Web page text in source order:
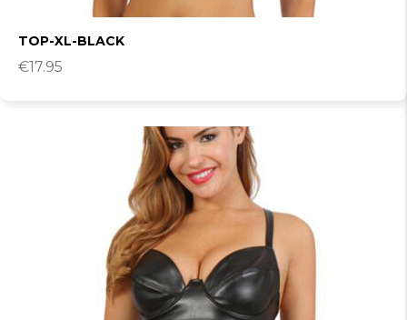
TOP-XL-BLACK
€17.95